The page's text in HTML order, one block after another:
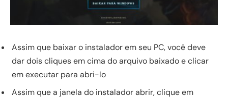
Assim que baixar o instalador em seu PC, você deve
dar dois cliques em cima do arquivo baixado e clicar
em executar para abri-lo
Assim que a janela do instalador abrir, clique em